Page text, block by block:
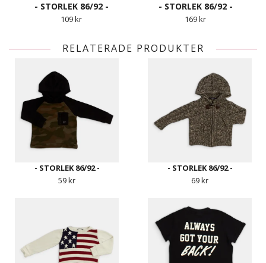
- STORLEK 86/92 -
109 kr
- STORLEK 86/92 -
169 kr
RELATERADE PRODUKTER
- STORLEK 86/92 -
59 kr
- STORLEK 86/92 -
69 kr